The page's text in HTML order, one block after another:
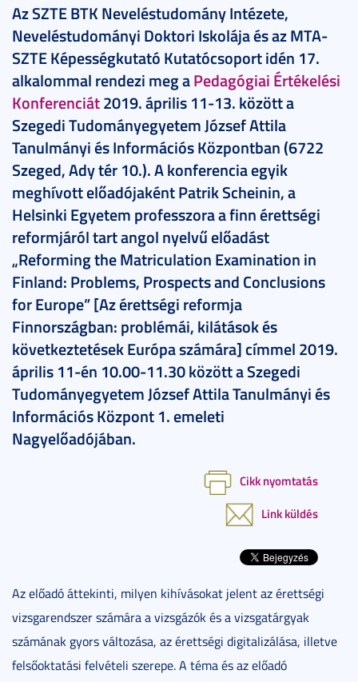
Az SZTE BTK Neveléstudomány Intézete,
Neveléstudományi Doktori Iskolája és az MTA-
SZTE Képességkutató Kutatócsoport idén 17.
alkalommal rendezi meg aPedagógiai Értékelési
Konferenciát2019. április 11-13. között a
Szegedi Tudományegyetem József Attila
Tanulmányi és Információs Központban (6722
Szeged, Ady tér 10.). A konferencia egyik
meghívott előadójaként Patrik Scheinin, a
Helsinki Egyetem professzora a finn érettségi
reformjáról tart angol nyelvű előadást
„Reforming the Matriculation Examination in
Finland: Problems, Prospects and Conclusions
for Europe” [Az érettségi reformja
Finnországban: problémái, kilátások és
következtetések Európa számára] címmel 2019.
április 11-én 10.00-11.30 között a Szegedi
Tudományegyetem József Attila Tanulmányi és
Információs Központ 1. emeleti
Nagyelőadójában.
Cikk nyomtatás
Link küldés
Az előadó áttekinti, milyen kihívásokat jelent az érettségi
vizsgarendszer számára a vizsgázók és a vizsgatárgyak
számának gyors változása, az érettségi digitalizálása, illetve
felsőoktatási felvételi szerepe. A téma és az előadó